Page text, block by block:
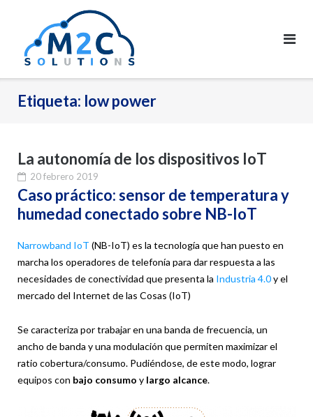
contenido
Etiqueta: low power
La autonomía de los dispositivos IoT
20 febrero 2019
Caso práctico: sensor de temperatura y
humedad conectado sobre NB-IoT
Narrowband IoT (NB-IoT) es la tecnología que han puesto en
marcha los operadores de telefonía para dar respuesta a las
necesidades de conectividad que presenta la Industria 4.0y el
mercado del Internet de las Cosas (IoT)
Se caracteriza por trabajar en una banda de frecuencia, un
ancho de banda y una modulación que permiten maximizar el
ratio cobertura/consumo. Pudiéndose, de este modo, lograr
equipos con bajo consumo y largo alcance.